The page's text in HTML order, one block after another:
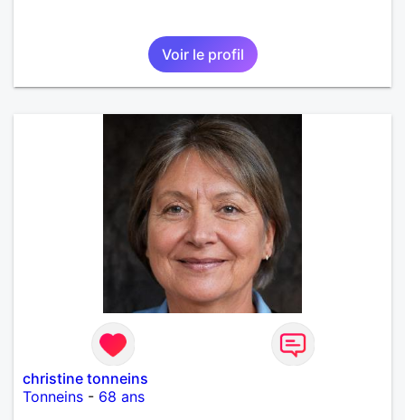
Voir le profil
christine tonneins
Tonneins - 68 ans